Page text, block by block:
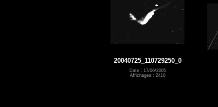
20040725_110729250_0
Date : 17/06/2005
Affichages : 2410